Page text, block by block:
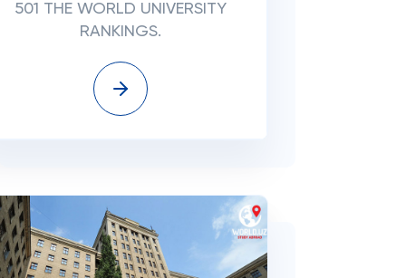
501 THE WORLD UNIVERSITY
RANKINGS.